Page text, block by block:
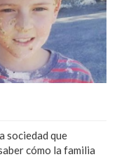
sociedad que
cómo la familia